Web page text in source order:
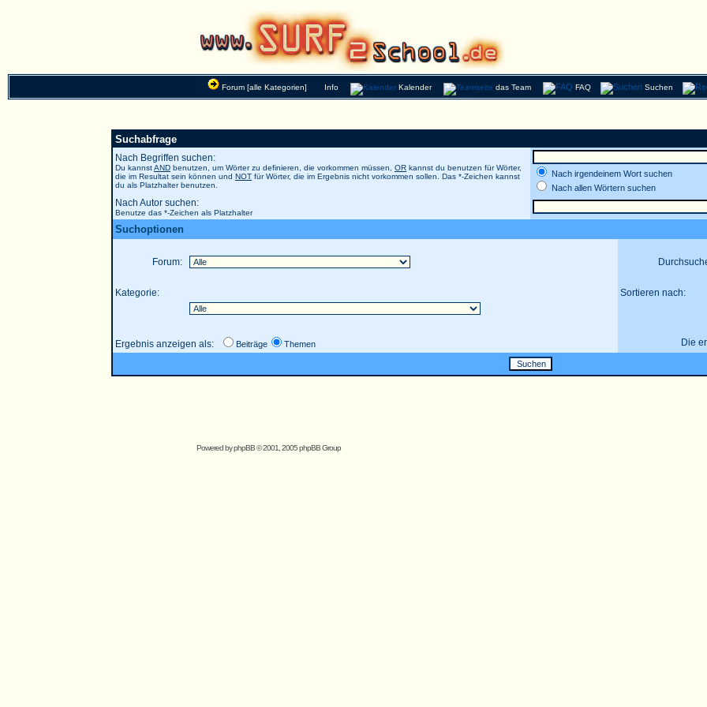
Forum [alle Kategorien] Info Kalender das Team FAQ Suchen
Suchabfrage
Nach Begriffen suchen:
Du kannstAND benutzen, um Wörter zu definieren, die vorkommen müssen, OR kannst du benutzen für Wörter,
die im Resultat sein können und NOT für Wörter, die im Ergebnis nicht vorkommen sollen. Das *-Zeichen kannst
du als Platzhalter benutzen.
Nach irgendeinem Wort suchen
Nach allen Wörtern suchen
Nach Autor suchen:
Benutze das *-Zeichen als Platzhalter
Suchoptionen
Forum:
Kategorie: Sortieren nach:
Ergebnis anzeigen als: Beiträge Themen Die
Powered byphpBB© 2001, 2005 phpBB Group